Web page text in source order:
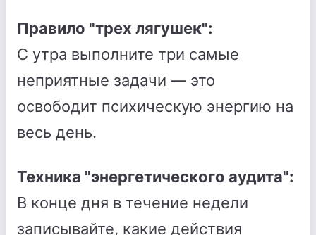
Правило "трех лягушек":
С утра выполните три самые
неприятные задачи — это
освободит психическую энергию на
весь день.
Техника "энергетического аудита":
В конце дня в течение недели
записывайте, какие действия